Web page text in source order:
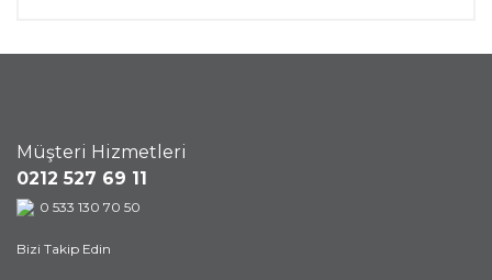
Müşteri Hizmetleri
0212 527 69 11
0 533 130 70 50
Bizi Takip Edin